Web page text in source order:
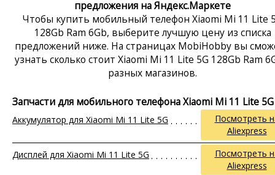
предложения на Яндекс.Маркете
Чтобы купить мобильный телефон Xiaomi Mi 11 Lite
128Gb Ram 6Gb, выберите лучшую цену из списка
предложений ниже. На страницах MobiHobby вы
узнать сколько стоит Xiaomi Mi 11 Lite 5G 128Gb Ram
разных магазинов.
Запчасти для мобильного телефона Xiaomi Mi 11 Lite 5G
Аккумулятор для Xiaomi Mi 11 Lite 5G
Посмотреть
Aliexpress
Дисплей для Xiaomi Mi 11 Lite 5G
Посмотреть
Aliexpress